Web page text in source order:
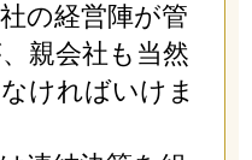
の経営陣が管
親会社も当然
ければいけま